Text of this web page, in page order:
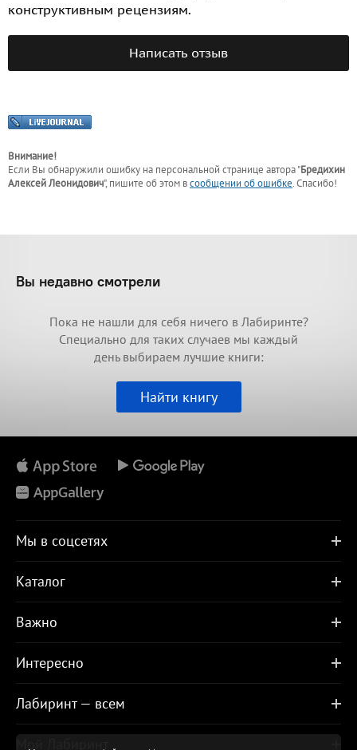
конструктивным рецензиям.
Написать отзыв
Внимание!
Если Вы обнаружили ошибку на персональной странице автора "Бредихин
Алексей Леонидович", пишите об этом всообщении об ошибке. Спасибо!
Вы недавно смотрели
Пока не нашли для себя ничего в Лабиринте?
Специально для таких случаев мы каждый
день выбираем лучшие книги:
Найти книгу
Мы в соцсетях
Каталог
Важно
Интересно
Лабиринт — всем